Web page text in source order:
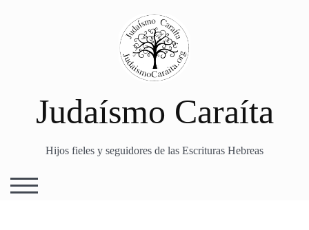
Judaísmo Caraíta
Hijos fieles y seguidores de las Escrituras Hebreas
TOGGLE MOBILE MENU